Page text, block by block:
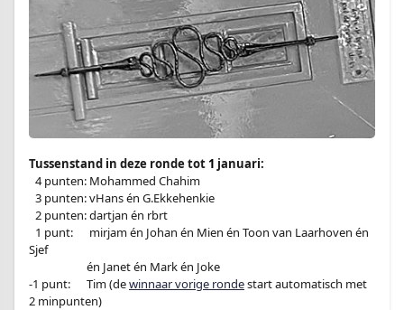
Tussenstand in deze ronde tot 1 januari:
4 punten: Mohammed Chahim
3 punten: vHans én G.Ekkehenkie
2 punten: dartjan én rbrt
1 punt:
mirjam én Johan én Mien én Toon van Laarhoven én
Sjef
én Janet én Mark én Joke
-1 punt:
Tim (dewinnaar vorige rondestart automatisch met
2 minpunten)